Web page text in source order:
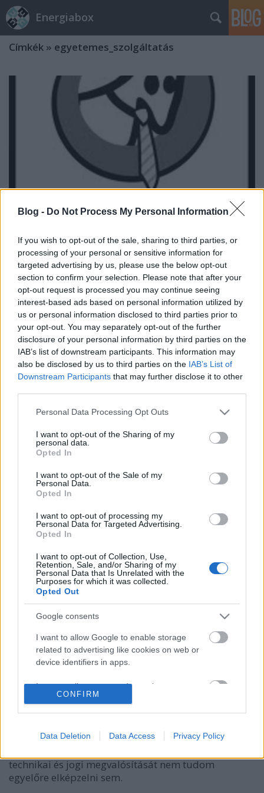
Blog - Do Not Process My Personal Information
If you wish to opt-out of the sale, sharing to third parties, or
processing of your personal or sensitive information for
targeted advertising by us, please use the below opt-out
section to confirm your selection. Please note that after your
opt-out request is processed you may continue seeing
interest-based ads based on personal information utilized by
us or personal information disclosed to third parties prior to
your opt-out. You may separately opt-out of the further
disclosure of your personal information by third parties on the
IAB’s list of downstream participants. This information may
also be disclosed by us to third parties on the IAB’s List of
Downstream Participants that may further disclose it to other
Please note that this website/app uses one or more Google
not limited to your visit or usage behaviour. You may click to
grant or deny consent to Google and its third-party tags to
use your data for below specified purposes in below Google
consent section.
Personal Data Processing Opt Outs
I want to opt-out of the Sharing of my
personal data.
Opted In
I want to opt-out of the Sale of my
Personal Data.
Opted In
I want to opt-out of processing my
Personal Data for Targeted Advertising.
Opted In
I want to opt-out of Collection, Use,
Retention, Sale, and/or Sharing of my
Personal Data that Is Unrelated with the
Purposes for which it was collected.
Opted Out
Google consents
I want to allow Google to enable storage
related to advertising like cookies on web or
device identifiers in apps.
I want to allow my user data to be sent to
Google for online advertising purposes.
personalized advertising.
I want to allow Google to enable storage
related to analytics like cookies on web or
device identifiers in apps.
CONFIRM
Data Deletion Data Access Privacy Policy
Energiabox
Címkék » egyetemes_szolgáltatás
A Nemzeti Rezsiszolgáltató (a
továbbiakban: NemRezsi), mint a
piaci verseny élharcosa
Fülöp Orsolya•2014. október 01.
Szerző: Fülöp OrsolyaNéhány hetente
menetrendszerűen bemondja a kormányzat egyik-
másik képviselője, hogy döntöttek a nemzeti
közműszolgáltató létrehozásáról. Most megint egy
ilyen hullám ért el bennünket, ezt harsogja a rádió
két napja.Ily módon valóban úgy tűnhet, hogy a
Magyarország energiaszolgáltatói,
egyesüljetek!
Fülöp Orsolya• 2014. augusztus 28.
Szerző: Fülöp OrsolyaMegpróbáltam megérteni,
miről is határozott a kormány a holding alapú
kormányhatározatban. Nem sikerült teljes
technikai és jogi megvalósítását nem tudom
egyelőre elképzelni sem.